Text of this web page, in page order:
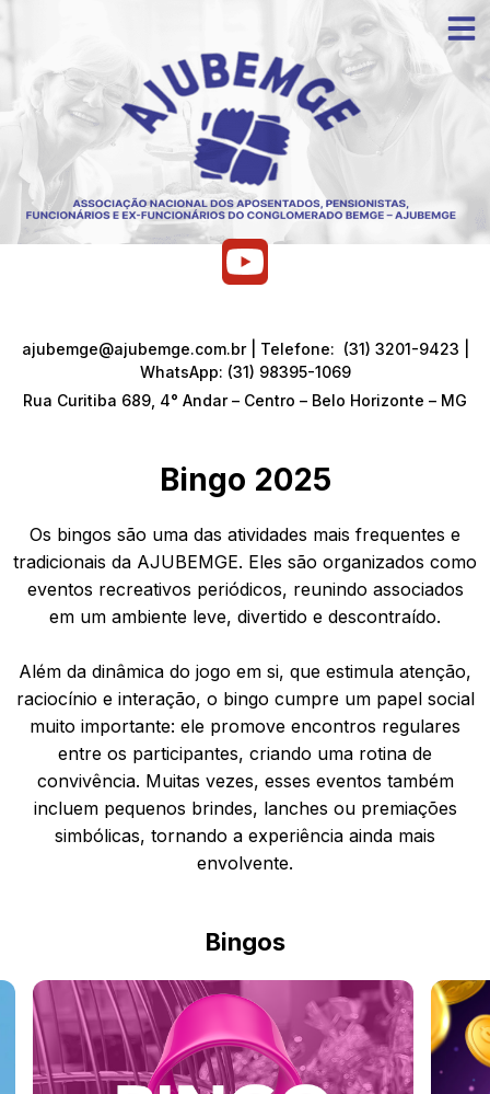
ajubemge@ajubemge.com.br | Telefone: (31) 3201-9423 |
WhatsApp: (31) 98395-1069
Rua Curitiba 689, 4° Andar – Centro – Belo Horizonte – MG
Bingo 2025
Os bingos são uma das atividades mais frequentes e
tradicionais da AJUBEMGE. Eles são organizados como
eventos recreativos periódicos, reunindo associados
em um ambiente leve, divertido e descontraído.
Além da dinâmica do jogo em si, que estimula atenção,
raciocínio e interação, o bingo cumpre um papel social
muito importante: ele promove encontros regulares
entre os participantes, criando uma rotina de
convivência. Muitas vezes, esses eventos também
incluem pequenos brindes, lanches ou premiações
simbólicas, tornando a experiência ainda mais
envolvente.
Bingos